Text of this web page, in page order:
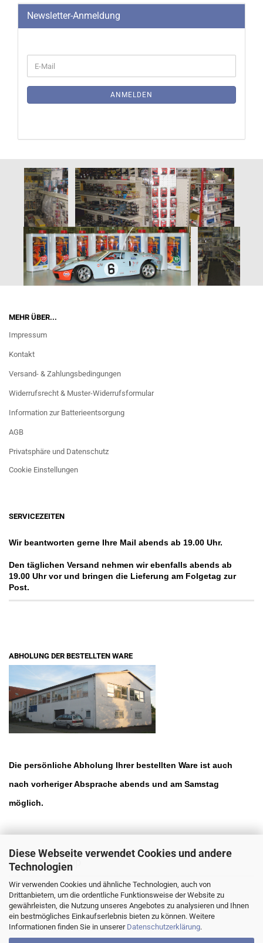
Diese Webseite verwendet Cookies und andere
Technologien
Wir verwenden Cookies und ähnliche Technologien, auch von
Drittanbietern, um die ordentliche Funktionsweise der Website zu
gewährleisten, die Nutzung unseres Angebotes zu analysieren und Ihnen
ein bestmögliches Einkaufserlebnis bieten zu können. Weitere
Informationen finden Sie in unserer Datenschutzerklärung.
Newsletter-Anmeldung
ZUR
E-
Mail
ANMELDEN
MEHR ÜBER...
Impressum
Kontakt
Versand- & Zahlungsbedingungen
Widerrufsrecht & Muster-Widerrufsformular
Information zur Batterieentsorgung
AGB
Privatsphäre und Datenschutz
Cookie Einstellungen
SERVICEZEITEN
Wir beantworten gerne Ihre Mail abends ab 19.00 Uhr.
Den täglichen Versand nehmen wir ebenfalls abends ab
19.00 Uhr vor und bringen die Lieferung am Folgetag zur
Post.
ABHOLUNG DER BESTELLTEN WARE
Die persönliche Abholung Ihrer bestellten Ware ist auch
nach vorheriger Absprache abends und am Samstag
möglich.
Protected Shop